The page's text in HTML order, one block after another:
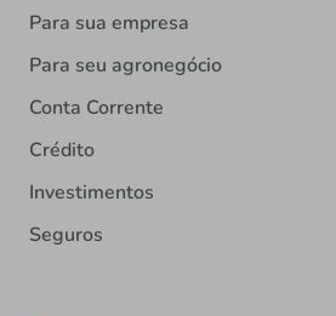
Para sua empresa
Para seu agronegócio
Conta Corrente
Crédito
Investimentos
Seguros